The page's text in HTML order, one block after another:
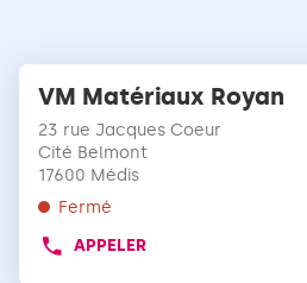
Appuyer
sur
touche
ENTRÉE
pour
obtenir
Point
de
vente
:
VM Matériaux Royan
23 rue Jacques Coeur
Cité Belmont
17600 Médis
Fermé
APPELER
AFFICHER